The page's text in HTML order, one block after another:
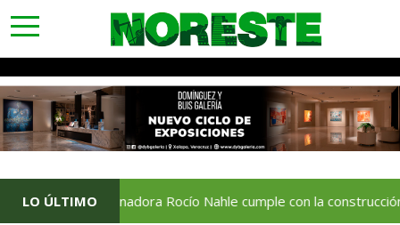
toggle
navigation
LO ÚLTIMO
Gobernadora Rocío Nahle cumple con la construcción del